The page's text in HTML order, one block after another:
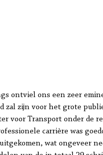
ontviel ons een zeer
zal zijn voor het grote
voor Transport onder de
carrière was
wat ongeveer